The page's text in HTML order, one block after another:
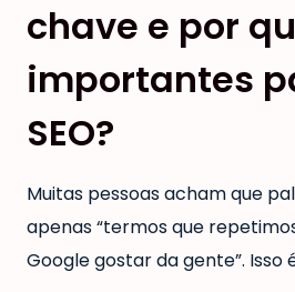
chave e por
importantes
SEO?
Muitas pessoas acham que
apenas “termos que
Google gostar da gente”. Isso